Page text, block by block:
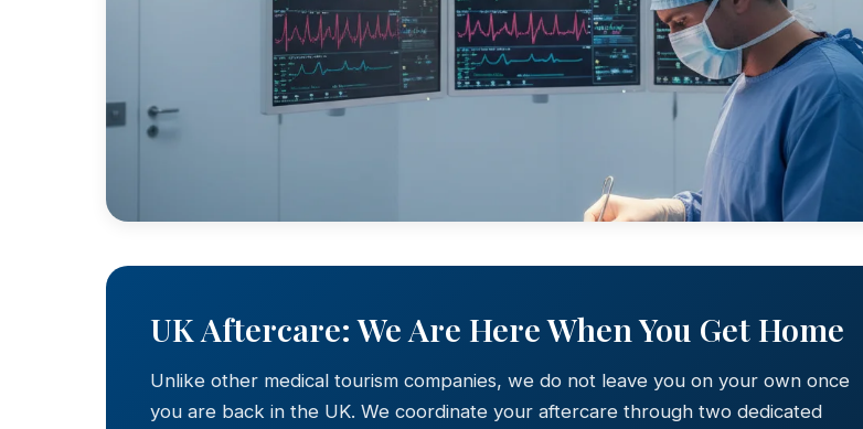
UK Aftercare: We Are Here When You Get Home
Unlike other medical tourism companies, we do not leave you on your own once
you are back in the UK. We coordinate your aftercare through two dedicated